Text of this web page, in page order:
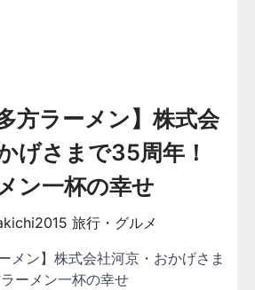
方ラーメン】株式会
げさまで35周年！
ン一杯の幸せ
旅行・グルメ
メン】株式会社河京・おかげさま
ーメン一杯の幸せ